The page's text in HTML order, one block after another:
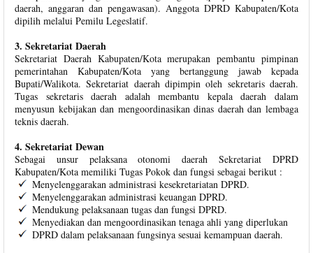
daerah, anggaran dan pengawasan). Anggota DPRD Kabupaten/Kota
dipilih melalui Pemilu Legeslatif.
3. Sekretariat Daerah
Sekretariat Daerah Kabupaten/Kota merupakan pembantu pimpinan
pemerintahan Kabupaten/Kota yang bertanggung jawab kepada
Bupati/Walikota. Sekretariat daerah dipimpin oleh sekretaris daerah.
Tugas sekretaris daerah adalah membantu kepala daerah dalam
menyusun kebijakan dan mengoordinasikan dinas daerah dan lembaga
teknis daerah.
4. Sekretariat Dewan
Sebagai unsur pelaksana otonomi daerah Sekretariat DPRD
Kabupaten/Kota memiliki Tugas Pokok dan fungsi sebagai berikut :
Menyelenggarakan administrasi kesekretariatan DPRD.
Menyelenggarakan administrasi keuangan DPRD.
Mendukung pelaksanaan tugas dan fungsi DPRD.
Menyediakan dan mengoordinasikan tenaga ahli yang diperlukan
DPRD dalam pelaksanaan fungsinya sesuai kemampuan daerah.